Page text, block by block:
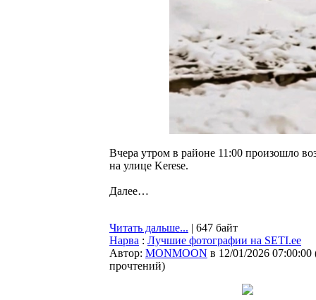
Вчера утром в районе 11:00 произошло
на улице Kerese.
Далее…
Читать дальше... | 647 байт
Нарва : Лучшие фотографии на SETI.ee
Автор: MONMOON в 12/01/2026 07:00:00
прочтений)